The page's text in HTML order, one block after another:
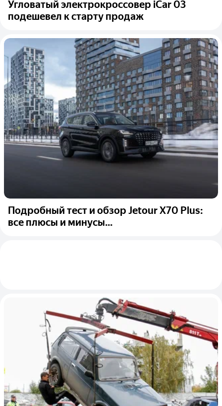
Угловатый электрокроссовер iCar 03
подешевел к старту продаж
Подробный тест и обзор Jetour X70 Plus:
все плюсы и минусы...